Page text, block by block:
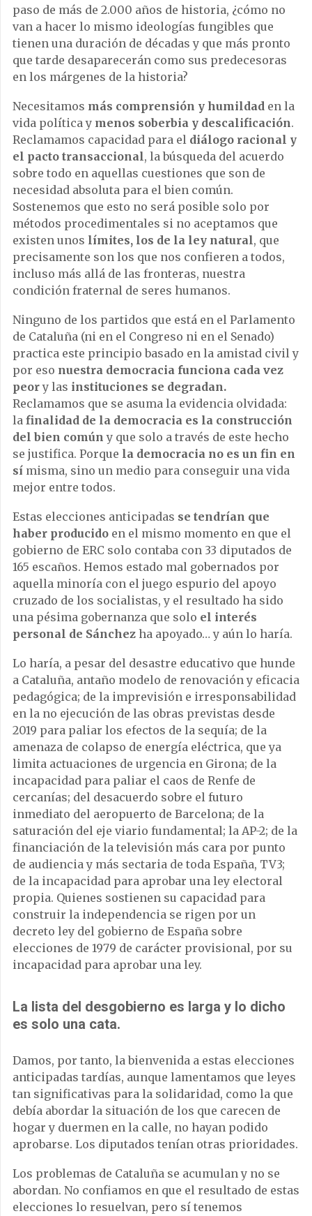
paso de más de 2.000 años de historia, ¿cómo no
van a hacer lo mismo ideologías fungibles que
tienen una duración de décadas y que más pronto
que tarde desaparecerán como sus predecesoras
en los márgenes de la historia?
Necesitamos más comprensión y humildad en la
vida política y menos soberbia y descalificación.
Reclamamos capacidad para el diálogo racional y
el pacto transaccional, la búsqueda del acuerdo
sobre todo en aquellas cuestiones que son de
necesidad absoluta para el bien común.
Sostenemos que esto no será posible solo por
métodos procedimentales si no aceptamos que
existen unos límites, los de la ley natural, que
precisamente son los que nos confieren a todos,
incluso más allá de las fronteras, nuestra
condición fraternal de seres humanos.
Ninguno de los partidos que está en el Parlamento
de Cataluña (ni en el Congreso ni en el Senado)
practica este principio basado en la amistad civil y
por eso nuestra democracia funciona cada vez
peory las instituciones se degradan.
Reclamamos que se asuma la evidencia olvidada:
la finalidad de la democracia es la construcción
del bien comúny que solo a través de este hecho
se justifica. Porque la democracia no es un fin en
sí misma, sino un medio para conseguir una vida
mejor entre todos.
Estas elecciones anticipadas se tendrían que
haber producido en el mismo momento en que el
gobierno de ERC solo contaba con 33 diputados de
165 escaños. Hemos estado mal gobernados por
aquella minoría con el juego espurio del apoyo
cruzado de los socialistas, y el resultado ha sido
una pésima gobernanza que solo el interés
personal de Sánchez ha apoyado… y aún lo haría.
Lo haría, a pesar del desastre educativo que hunde
a Cataluña, antaño modelo de renovación y eficacia
pedagógica; de la imprevisión e irresponsabilidad
en la no ejecución de las obras previstas desde
2019 para paliar los efectos de la sequía; de la
amenaza de colapso de energía eléctrica, que ya
limita actuaciones de urgencia en Girona; de la
incapacidad para paliar el caos de Renfe de
cercanías; del desacuerdo sobre el futuro
inmediato del aeropuerto de Barcelona; de la
saturación del eje viario fundamental; la AP-2; de la
financiación de la televisión más cara por punto
de audiencia y más sectaria de toda España, TV3;
de la incapacidad para aprobar una ley electoral
propia. Quienes sostienen su capacidad para
construir la independencia se rigen por un
decreto ley del gobierno de España sobre
elecciones de 1979 de carácter provisional, por su
incapacidad para aprobar una ley.
La lista del desgobierno es larga y lo dicho
es solo una cata.
Damos, por tanto, la bienvenida a estas elecciones
anticipadas tardías, aunque lamentamos que leyes
tan significativas para la solidaridad, como la que
debía abordar la situación de los que carecen de
hogar y duermen en la calle, no hayan podido
aprobarse. Los diputados tenían otras prioridades.
Los problemas de Cataluña se acumulan y no se
abordan. No confiamos en que el resultado de estas
elecciones lo resuelvan, pero sí tenemos